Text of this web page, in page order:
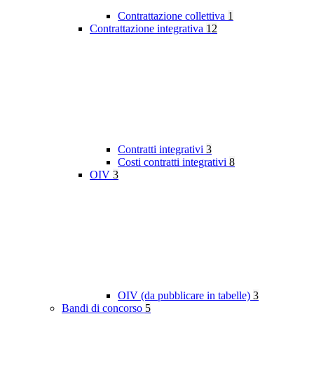
Contrattazione collettiva 1
Contrattazione integrativa 12
Contratti integrativi 3
Costi contratti integrativi 8
OIV 3
OIV (da pubblicare in tabelle) 3
Bandi di concorso 5